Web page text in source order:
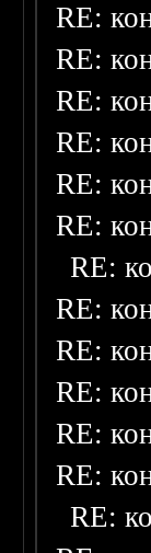
RE:
RE:
RE:
RE:
RE:
RE:
RE:
RE:
RE:
RE:
RE:
RE:
RE: